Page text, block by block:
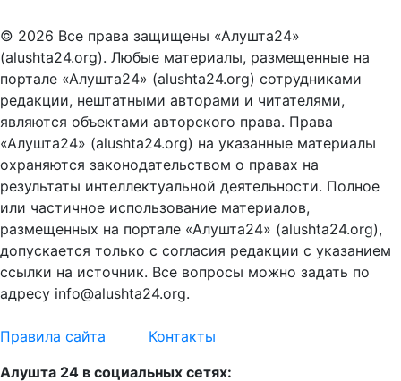
© 2026 Все права защищены «Алушта24»
(alushta24.org). Любые материалы, размещенные на
портале «Алушта24» (alushta24.org) сотрудниками
редакции, нештатными авторами и читателями,
являются объектами авторского права. Права
«Алушта24» (alushta24.org) на указанные материалы
охраняются законодательством о правах на
результаты интеллектуальной деятельности. Полное
или частичное использование материалов,
размещенных на портале «Алушта24» (alushta24.org),
допускается только с согласия редакции с указанием
ссылки на источник. Все вопросы можно задать по
адресу info@alushta24.org.
Правила сайта
Контакты
Алушта 24 в социальных сетях: